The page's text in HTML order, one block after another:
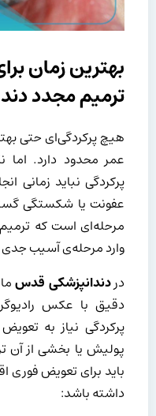
بهترین زمان
ترمیم مجدد
هیچ پرکردگی‌ای حتی
عمر محدود دارد.
پرکردگی نباید زمانی
عفونت یا شکستگی
مرحله‌ای است که
وارد مرحله‌ی آسیب
دردندانپزشکی قدس
دقیق با عکس
پرکردگی نیاز به
پولیش یا بخشی از آن
باید برای تعویض فوری
داشته باشد: